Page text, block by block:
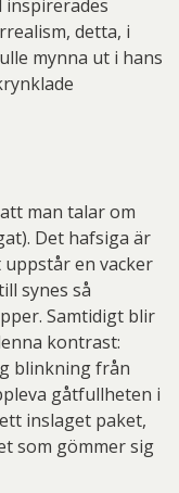
inspirerades
detta, i
mynna ut i hans
man talar om
Det hafsiga är
en vacker
synes så
Samtidigt blir
kontrast:
blinkning från
gåtfullheten i
inslaget paket,
som gömmer sig